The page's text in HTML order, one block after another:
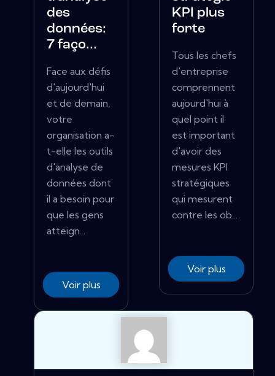
des
données:
7 faço...
Face aux défis
d'aujourd'hui
et de demain,
votre
organisation a-
t-elle les outils
d'analyse de
données dont
il a besoin pour
que les gens
atteign...
Voir plus
KPI plus
forte
Tous les chefs
d'entreprise
comprennent
aujourd'hui à
quel point il
est important
d'avoir des
mesures KPI
stratégiques
qui mesurent
contre les ob...
Voir plus